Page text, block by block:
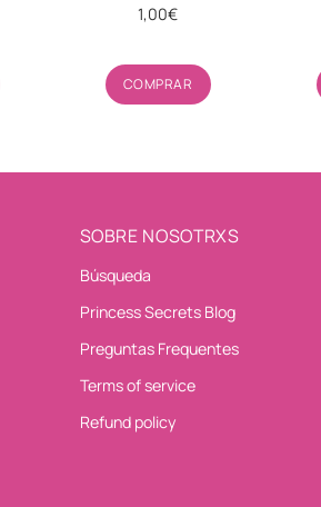
1,00€
COMPRAR
Cantidad
SOBRE NOSOTRXS
Búsqueda
Princess Secrets Blog
Preguntas Frequentes
Terms of service
Refund policy